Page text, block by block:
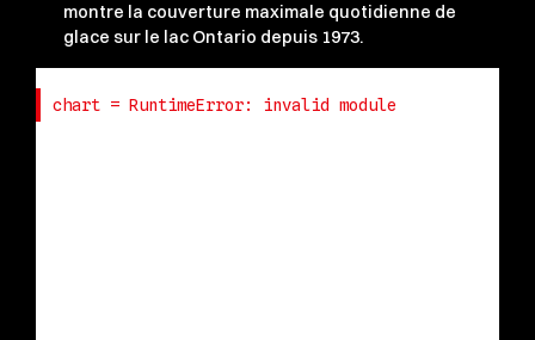
montre la couverture maximale quotidienne de
glace sur le lac Ontario depuis 1973.